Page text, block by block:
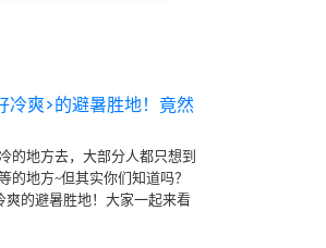
冷爽>的避暑胜地！竟然
的地方去，大部分人都只想到
的地方~但其实你们知道吗？
爽的避暑胜地！大家一起来看